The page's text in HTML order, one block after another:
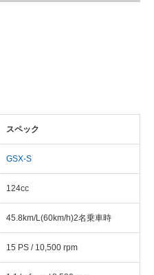
スペック
GSX-S
124cc
45.8km/L(60km/h)2名乗車時
15 PS / 10,500 rpm